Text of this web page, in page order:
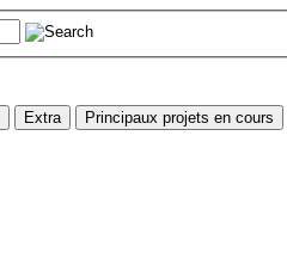
Extra
Principaux projets en cours